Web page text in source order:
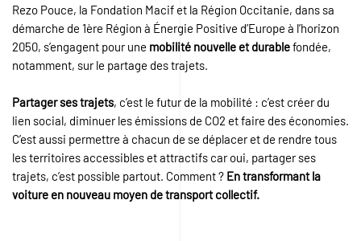
Rezo Pouce, la Fondation Macif et la Région Occitanie, dans sa
démarche de 1ère Région à Énergie Positive d’Europe à l’horizon
2050, s’engagent pour une mobilité nouvelle et durablefondée,
notamment, sur le partage des trajets.
Partager ses trajets, c’est le futur de la mobilité : c’est créer du
lien social, diminuer les émissions de CO2 et faire des économies.
C’est aussi permettre à chacun de se déplacer et de rendre tous
les territoires accessibles et attractifs car oui, partager ses
trajets, c’est possible partout. Comment ? En transformant la
voiture en nouveau moyen de transport collectif.